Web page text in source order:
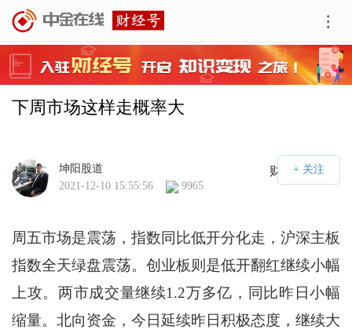
下周市场这样走概率大
财经号APP
坤阳股道
2021-12-10 15:55:56
9965
周五市场是震荡，指数同比低开分化走，沪深主板
指数全天绿盘震荡。创业板则是低开翻红继续小幅
上攻。两市成交量继续1.2万多亿，同比昨日小幅
缩量。北向资金，今日延续昨日积极态度，继续大